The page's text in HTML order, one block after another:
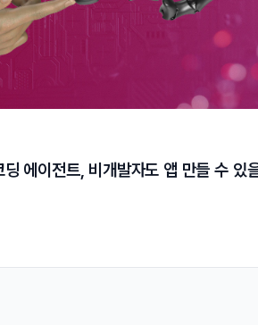
에이전트, 비개발자도 앱 만들 수 있